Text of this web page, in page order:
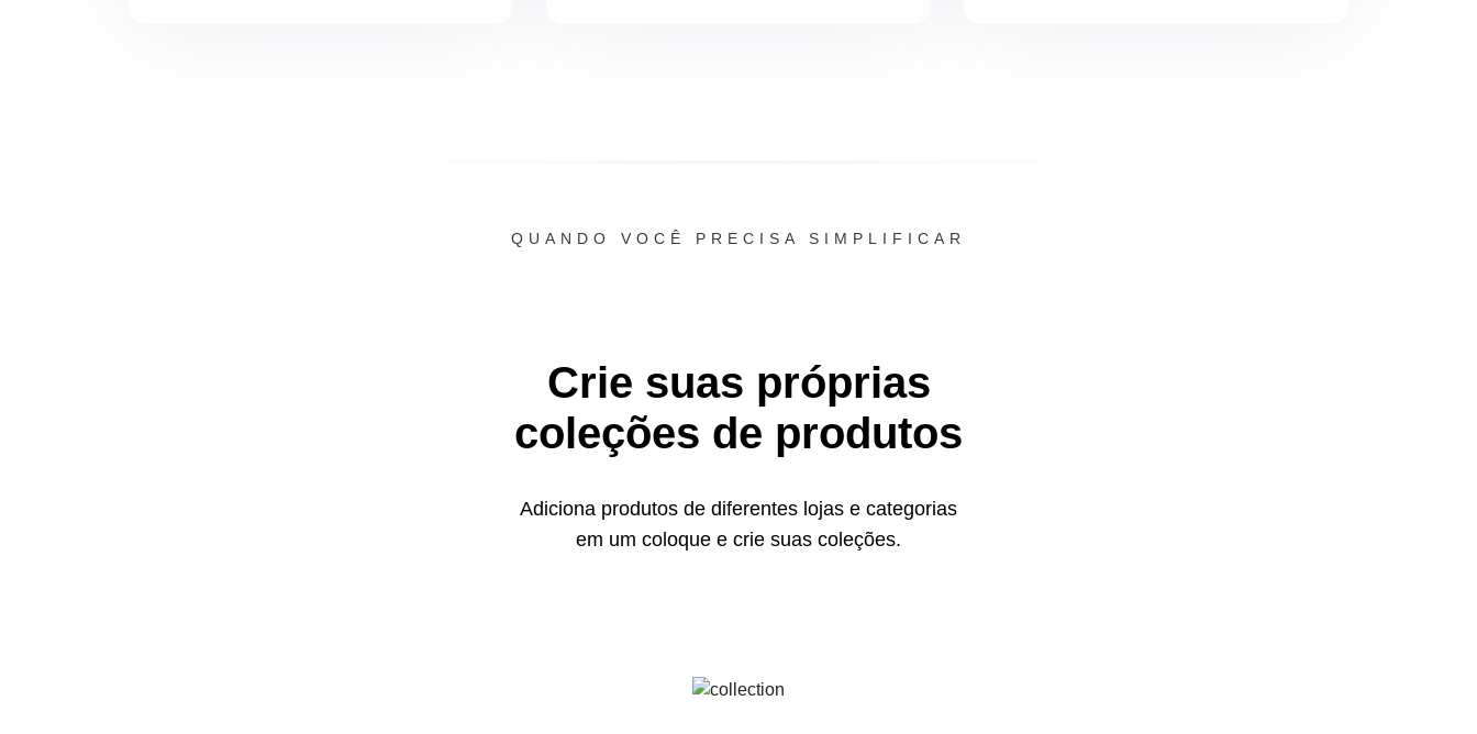
QUANDO VOCÊ PRECISA SIMPLIFICAR
Crie suas próprias
coleções de produtos
Adiciona produtos de diferentes lojas e categorias
em um coloque e crie suas coleções.